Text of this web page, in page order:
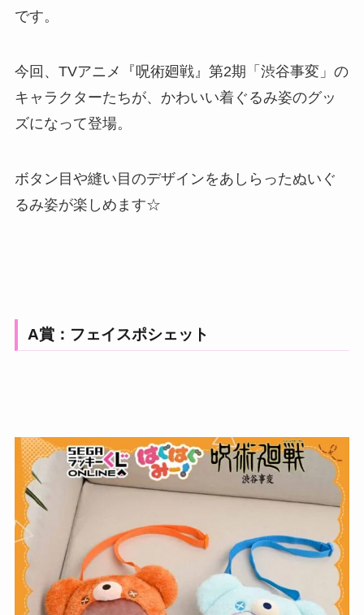
です。
今回、TVアニメ『呪術廻戦』第2期「渋谷事変」の
キャラクターたちが、かわいい着ぐるみ姿のグッ
ズになって登場。
ボタン目や縫い目のデザインをあしらったぬいぐ
るみ姿が楽しめます☆
A賞：フェイスポシェット